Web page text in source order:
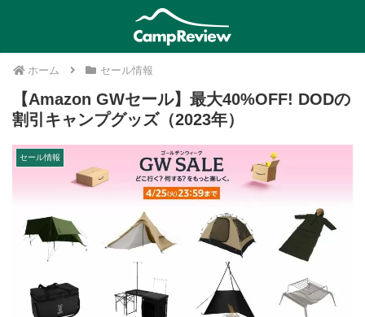
ホーム セール情報
【Amazon GWセール】最大40%OFF! DODの
割引キャンプグッズ（2023年）
セール情報